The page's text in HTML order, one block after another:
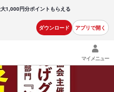
1,000円分ポイントもらえる
ダウンロード アプリで開く
マイメニュー